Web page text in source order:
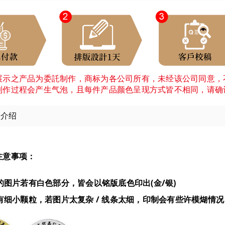
之产品为委託制作，商标为各公司所有，未经该公司同意
作过程会产生气泡，且每件产品颜色呈现方式皆不相同，请
绍
事项：
图片若有白色部分，皆会以铭版底色印出(金/银)
细小颗粒，若图片太复杂 / 线条太细，印制会有些许模煳情况